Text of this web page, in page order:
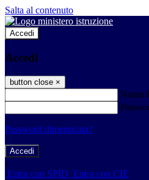
Salta al contenuto
Accedi
Accedi
button close ×
Nome
Password dimenticata?
-
Entra con SPID Entra con CIE